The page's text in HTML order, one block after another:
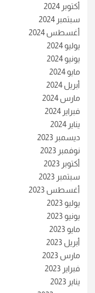
أكتوبر 2024
سبتمبر 2024
أغسطس 2024
يوليو 2024
يونيو 2024
مايو 2024
أبريل 2024
مارس 2024
فبراير 2024
يناير 2024
ديسمبر 2023
نوفمبر 2023
أكتوبر 2023
سبتمبر 2023
أغسطس 2023
يوليو 2023
يونيو 2023
مايو 2023
أبريل 2023
مارس 2023
فبراير 2023
يناير 2023